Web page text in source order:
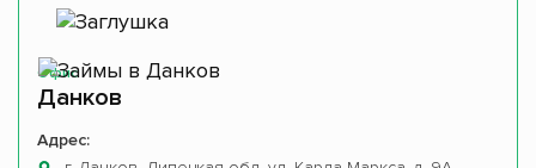
Офис
Данков
Адрес: